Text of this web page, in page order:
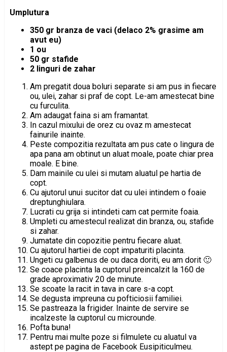
Umplutura
350 gr branza de vaci (delaco 2% grasime am
avut eu)
1 ou
50 gr stafide
2 linguri de zahar
Am pregatit doua boluri separate si am pus in fiecare
ou, ulei, zahar si praf de copt. Le-am amestecat bine
cu furculita.
Am adaugat faina si am framantat.
In cazul mixului de orez cu ovaz m amestecat
fainurile inainte.
Peste compozitia rezultata am pus cate o lingura de
apa pana am obtinut un aluat moale, poate chiar prea
moale. E bine.
Dam mainile cu ulei si mutam aluatul pe hartia de
copt.
Cu ajutorul unui sucitor dat cu ulei intindem o foaie
dreptunghiulara.
Lucrati cu grija si intindeti cam cat permite foaia.
Umpleti cu amestecul realizat din branza, ou, stafide
si zahar.
Jumatate din copozitie pentru fiecare aluat.
Cu ajutorul hartiei de copt impaturiti placinta.
Ungeti cu galbenus de ou daca doriti, eu am dorit 🙂
Se coace placinta la cuptorul preincalzit la 160 de
grade aproximativ 20 de minute.
Se scoate la racit in tava in care s-a copt.
Se degusta impreuna cu pofticiosii familiei.
Se pastreaza la frigider. Inainte de servire se
incalzeste la cuptorul cu microunde.
Pofta buna!
Pentru mai multe poze si filmulete cu aluatul va
astept pe pagina de Facebook Eusipiticulmeu.